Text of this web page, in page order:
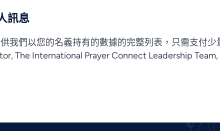
訊息
我們以您的名義持有的數據的完整列表，只需支付
The International Prayer Connect Leadership Team,